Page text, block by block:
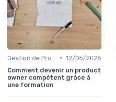
• 12/06/2025
Comment devenir un product
owner compétent grâce à
une formation